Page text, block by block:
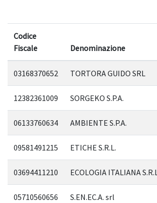
Codice
Fiscale
Denominazione
03168370652 TORTORA GUIDO SRL
12382361009 SORGEKO S.P.A.
06133760634 AMBIENTE S.P.A.
09581491215 ETICHE S.R.L.
03694411210 ECOLOGIA ITALIANA
05710560656 S.EN.EC.A. srl